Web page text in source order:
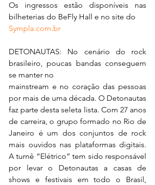
Os ingressos estão disponíveis nas
bilheterias do BeFly Hall e no site do
Sympla.com.br
DETONAUTAS: No cenário do rock
brasileiro, poucas bandas conseguem
se manter no
mainstream e no coração das pessoas
por mais de uma década. O Detonautas
faz parte desta seleta lista. Com 27 anos
de carreira, o grupo formado no Rio de
Janeiro é um dos conjuntos de rock
mais ouvidos nas plataformas digitais.
A turnê “Elétrico” tem sido responsável
por levar o Detonautas a casas de
shows e festivais em todo o Brasil,